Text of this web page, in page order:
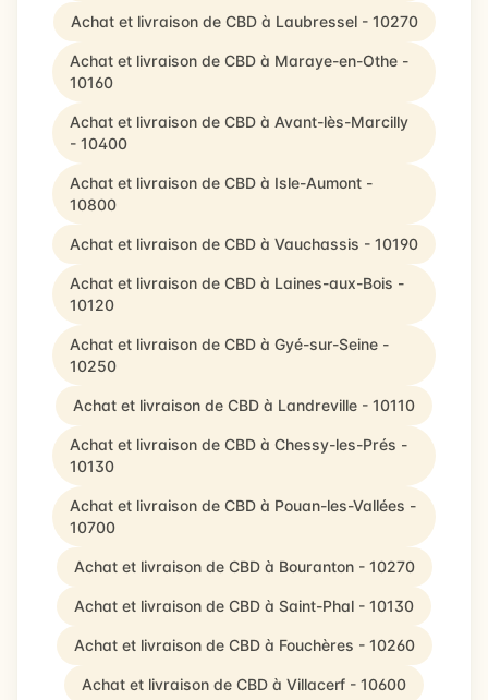
Achat et livraison de CBD à Laubressel - 10270
Achat et livraison de CBD à Maraye-en-Othe -
10160
Achat et livraison de CBD à Avant-lès-Marcilly
- 10400
Achat et livraison de CBD à Isle-Aumont -
10800
Achat et livraison de CBD à Vauchassis - 10190
Achat et livraison de CBD à Laines-aux-Bois -
10120
Achat et livraison de CBD à Gyé-sur-Seine -
10250
Achat et livraison de CBD à Landreville - 10110
Achat et livraison de CBD à Chessy-les-Prés -
10130
Achat et livraison de CBD à Pouan-les-Vallées -
10700
Achat et livraison de CBD à Bouranton - 10270
Achat et livraison de CBD à Saint-Phal - 10130
Achat et livraison de CBD à Fouchères - 10260
Achat et livraison de CBD à Villacerf - 10600